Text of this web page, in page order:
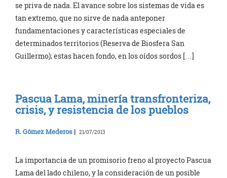
se priva de nada. El avance sobre los sistemas de vida es
tan extremo, que no sirve de nada anteponer
fundamentaciones y características especiales de
determinados territorios (Reserva de Biosfera San
Guillermo); estas hacen fondo, en los oídos sordos […]
Pascua Lama, minería transfronteriza,
crisis, y resistencia de los pueblos
R. Gómez Mederos | 21/07/2013
La importancia de un promisorio freno al proyecto Pascua
Lama del lado chileno, y la consideración de un posible